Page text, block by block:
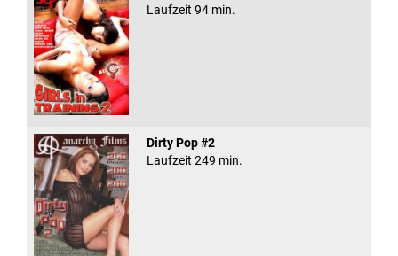
Laufzeit 94 min.
Dirty Pop #2
Laufzeit 249 min.